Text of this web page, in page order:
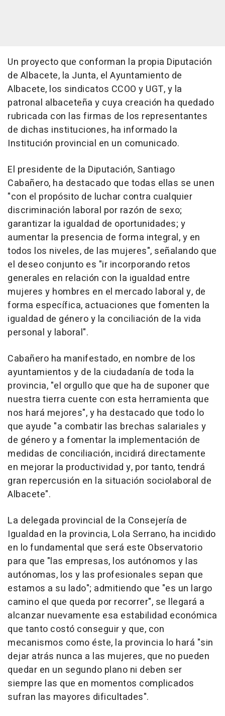
Un proyecto que conforman la propia Diputación
de Albacete, la Junta, el Ayuntamiento de
Albacete, los sindicatos CCOO y UGT, y la
patronal albaceteña y cuya creación ha quedado
rubricada con las firmas de los representantes
de dichas instituciones, ha informado la
Institución provincial en un comunicado.
El presidente de la Diputación, Santiago
Cabañero, ha destacado que todas ellas se unen
"con el propósito de luchar contra cualquier
discriminación laboral por razón de sexo;
garantizar la igualdad de oportunidades; y
aumentar la presencia de forma integral, y en
todos los niveles, de las mujeres", señalando que
el deseo conjunto es "ir incorporando retos
generales en relación con la igualdad entre
mujeres y hombres en el mercado laboral y, de
forma específica, actuaciones que fomenten la
igualdad de género y la conciliación de la vida
personal y laboral".
Cabañero ha manifestado, en nombre de los
ayuntamientos y de la ciudadanía de toda la
provincia, "el orgullo que que ha de suponer que
nuestra tierra cuente con esta herramienta que
nos hará mejores", y ha destacado que todo lo
que ayude "a combatir las brechas salariales y
de género y a fomentar la implementación de
medidas de conciliación, incidirá directamente
en mejorar la productividad y, por tanto, tendrá
gran repercusión en la situación sociolaboral de
Albacete".
La delegada provincial de la Consejería de
Igualdad en la provincia, Lola Serrano, ha incidido
en lo fundamental que será este Observatorio
para que "las empresas, los autónomos y las
autónomas, los y las profesionales sepan que
estamos a su lado"; admitiendo que "es un largo
camino el que queda por recorrer", se llegará a
alcanzar nuevamente esa estabilidad económica
que tanto costó conseguir y que, con
mecanismos como éste, la provincia lo hará "sin
dejar atrás nunca a las mujeres, que no pueden
quedar en un segundo plano ni deben ser
siempre las que en momentos complicados
sufran las mayores dificultades".